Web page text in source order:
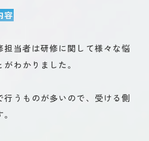
容
当者は研修に関して様々な悩
わかりました。
うものが多いので、受ける側